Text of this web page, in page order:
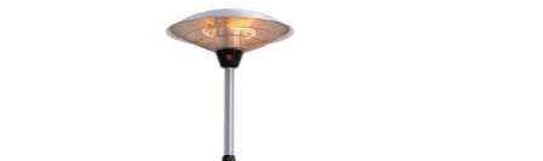
Bildergalerie überspringen